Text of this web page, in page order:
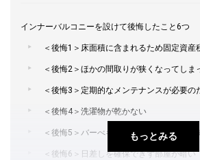
もっとみる
インナーバルコニーを設けて後悔したこと6つ
＜後悔1＞床面積に含まれるため固定資産
＜後悔2＞ほかの間取りが狭くなってしま
＜後悔3＞定期的なメンテナンスが必要の
＜後悔4＞洗濯物が乾かない
＜後悔5＞バーべキューなど趣味の場とし
＜後悔6＞日差しを確保できず部屋が暗い